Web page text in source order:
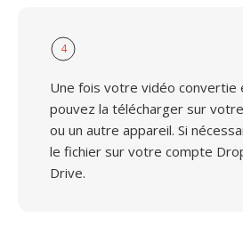
4
Une fois votre vidéo convertie
pouvez la télécharger sur
ou un autre appareil. Si
le fichier sur votre compte
Drive.